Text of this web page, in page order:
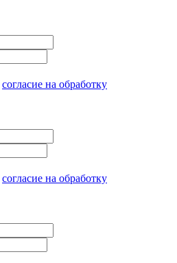
согласие на обработку
согласие на обработку